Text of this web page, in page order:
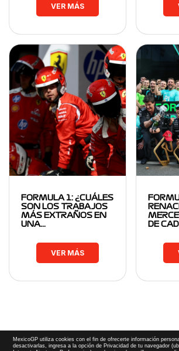
VER MÁS
FORMULA 1: ¿CUÁLES
SON LOS TRABAJOS
MÁS EXTRAÑOS EN
UNA…
VER MÁS
DE
MexicoGP utiliza cookies con el fin de ofrecerte información
desactivarlas, ingresa a la opción de Privacidad de tu navegador